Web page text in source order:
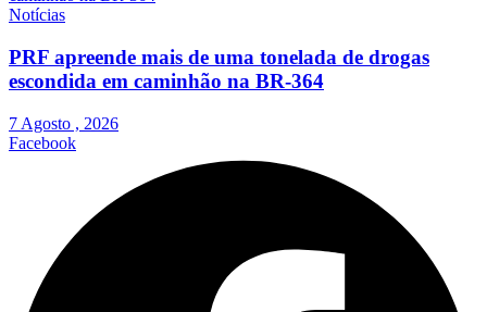
Notícias
PRF apreende mais de uma tonelada de drogas
escondida em caminhão na BR-364
7 Agosto , 2026
Facebook